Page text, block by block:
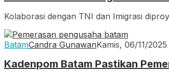
Kolaborasi dengan TNI dan Imigrasi
BatamCandra GunawanKamis, 06/11/
Kadenpom Batam Pastikan